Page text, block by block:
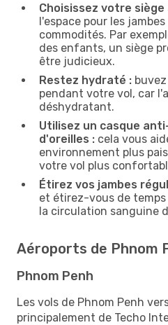
Choisissez votre siège
l'espace pour les
commodités. Par
des enfants, un siège
être judicieux.
Restez hydraté :
pendant votre vol, car
déshydratant.
Utilisez un casque
d'oreilles : cela vous
environnement plus
votre vol plus
Étirez vos jambes
et étirez-vous de
la circulation sanguine
Aéroports de Phnom
Phnom Penh
Les vols de Phnom Penh
principalement de Techo